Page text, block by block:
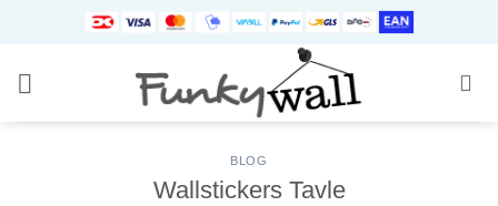
BLOG
Wallstickers Tavle